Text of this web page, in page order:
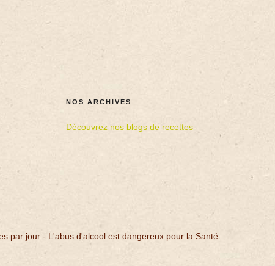
NOS ARCHIVES
Découvrez nos blogs de recettes
par jour - L'abus d'alcool est dangereux pour la Santé